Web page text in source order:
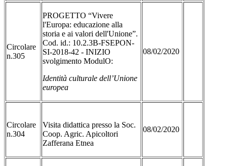
Circolare
n.305
PROGETTO “Vivere
l'Europa: educazione alla
storia e ai valori dell'Unione”.
Cod. id.: 10.2.3B-FSEPON-
SI-2018-42 - INIZIO
svolgimento ModulO:
Identità culturale dell’Unione
europea
08/02/2020
Circolare
n.304
Visita didattica presso la Soc.
Coop. Agric. Apicoltori
Zafferana Etnea
08/02/2020